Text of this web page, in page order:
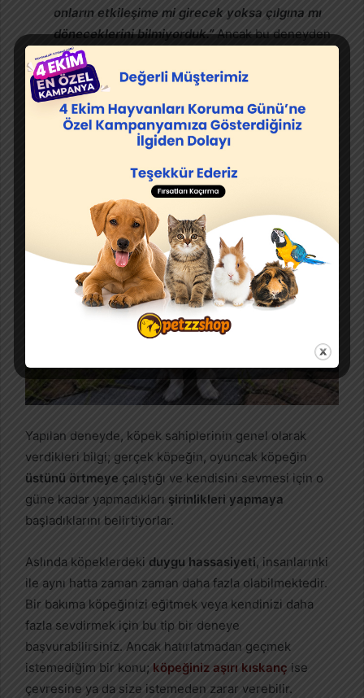
onların etkileşime mi girecek yoksa çılgına mı
döneceklerini bilmiyorduk.”Ancak bu deneyden
sonra bazı köpeklerin agresif olması bile çalışma
içerisinde gösterdikleri kıskançlık sayesinde
gitmişti.
Köpeklerde Kıskançlık Deneyi
Yapılan deneyde, köpek sahiplerinin genel olarak
verdikleri bilgi; gerçek köpeğin, oyuncak köpeğin
üstünü örtmeye çalıştığı ve kendisini sevmesi için o
güne kadar yapmadıkları şirinlikleri yapmaya
başladıklarını belirtiyorlar.
Aslında köpeklerdeki duygu hassasiyeti, insanlarınki
ile aynı hatta zaman zaman daha fazla olabilmektedir.
Bir bakıma köpeğinizi eğitmek veya kendinizi daha
fazla sevdirmek için bu tip bir deneye
başvurabilirsiniz. Ancak hatırlatmadan geçmek
istemediğim bir konu; köpeğiniz aşırı kıskanç ise
çevresine ya da size istemeden zarar verebilir.